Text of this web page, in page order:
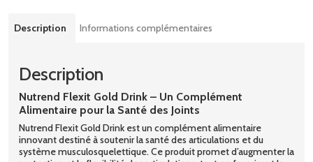
Description Informations complémentaires
Description
Nutrend Flexit Gold Drink – Un Complément
Alimentaire pour la Santé des Joints
Nutrend Flexit Gold Drink est un complément alimentaire
innovant destiné à soutenir la santé des articulations et du
système musculosquelettique. Ce produit promet d’augmenter la